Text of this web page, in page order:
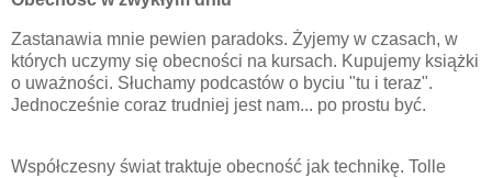
Zastanawia mnie pewien paradoks. Żyjemy w czasach, w
których uczymy się obecności na kursach. Kupujemy książki
o uważności. Słuchamy podcastów o byciu "tu i teraz".
Jednocześnie coraz trudniej jest nam... po prostu być.
Współczesny świat traktuje obecność jak technikę. Tolle